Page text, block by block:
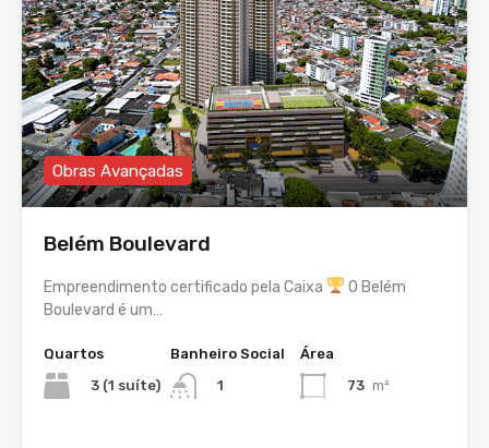
Obras Avançadas
Belém Boulevard
Empreendimento certificado pela Caixa
O Belém
Boulevard é um…
Quartos
3 (1 suíte)
Banheiro Social
1
Área
73 m²